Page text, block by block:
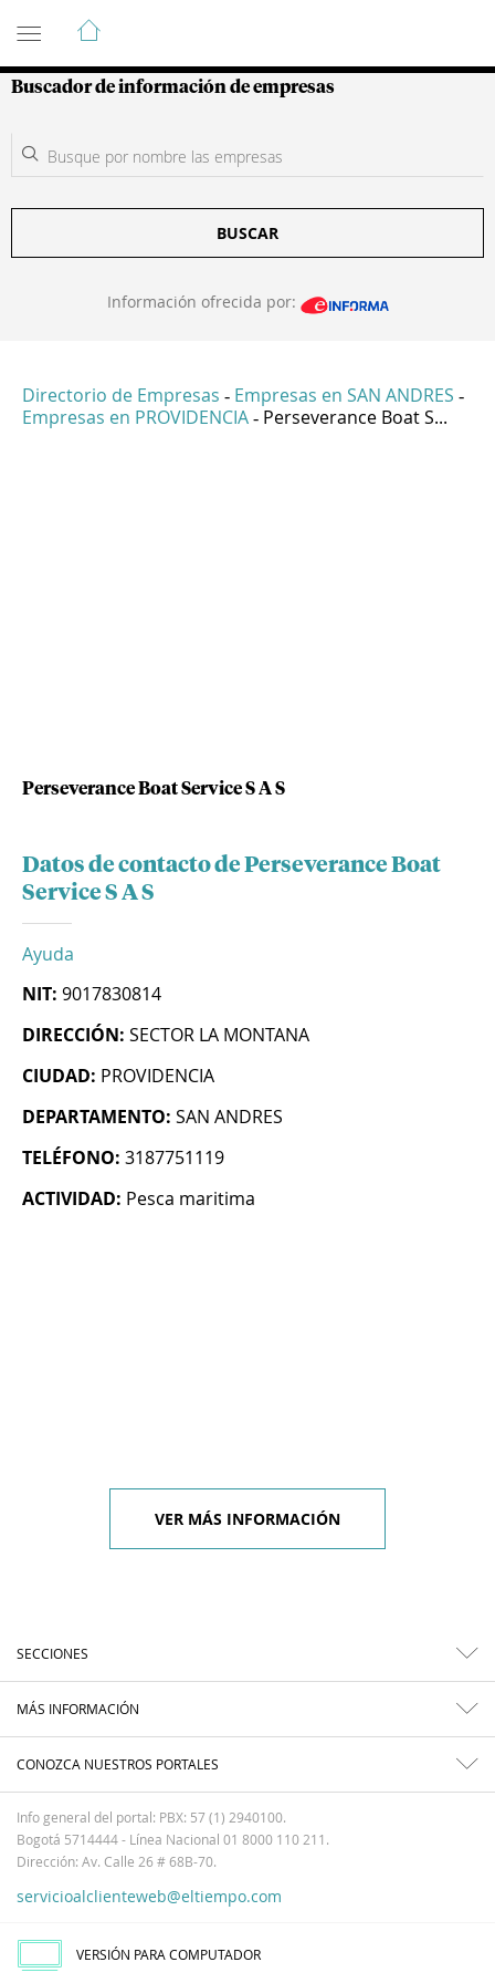
Guía de Empresas Colombianas
Buscador de información de empresas
BUSCAR
Información ofrecida por:
Directorio de Empresas - Empresas en SAN ANDRES -
Empresas en PROVIDENCIA - Perseverance Boat S...
Perseverance Boat Service S A S
Datos de contacto de Perseverance Boat
Service S A S
Ayuda
NIT: 9017830814
DIRECCIÓN: SECTOR LA MONTANA
CIUDAD: PROVIDENCIA
DEPARTAMENTO: SAN ANDRES
TELÉFONO: 3187751119
ACTIVIDAD: Pesca maritima
VER MÁS INFORMACIÓN
SECCIONES
MÁS INFORMACIÓN
CONOZCA NUESTROS PORTALES
Info general del portal: PBX: 57 (1) 2940100.
Bogotá 5714444 - Línea Nacional 01 8000 110 211.
Dirección: Av. Calle 26 # 68B-70.
servicioalclienteweb@eltiempo.com
VERSIÓN PARA COMPUTADOR